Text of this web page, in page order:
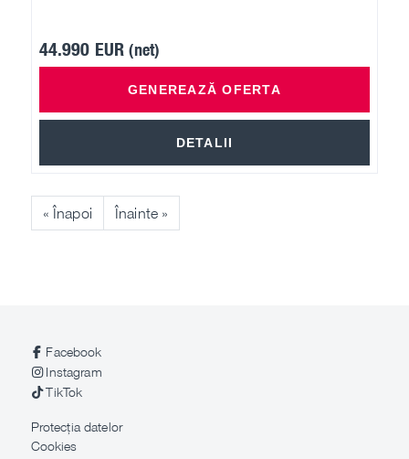
44.990 EUR(net)
GENEREAZĂ OFERTA
DETALII
« Înapoi Înainte »
Facebook
Instagram
TikTok
Protecția datelor
Cookies